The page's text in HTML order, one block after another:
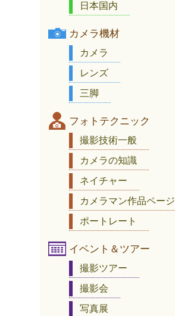
日本国内
カメラ機材
カメラ
レンズ
三脚
フォトテクニック
撮影技術一般
カメラの知識
ネイチャー
カメラマン作品ページ
ポートレート
イベント＆ツアー
撮影ツアー
撮影会
写真展